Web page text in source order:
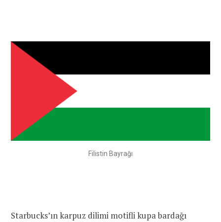
Filistin Bayrağı
Starbucks’ın karpuz dilimi motifli kupa bardağı